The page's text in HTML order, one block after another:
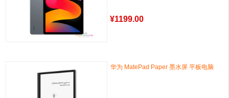
¥1199.00
华为 MatePad Paper 墨水屏 平板电脑